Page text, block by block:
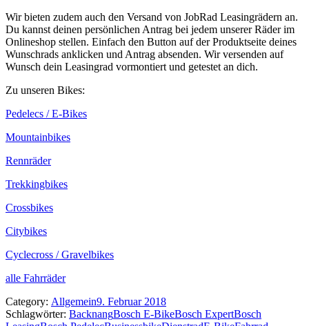
Wir bieten zudem auch den Versand von JobRad Leasingrädern an.
Du kannst deinen persönlichen Antrag bei jedem unserer Räder im
Onlineshop stellen. Einfach den Button auf der Produktseite deines
Wunschrads anklicken und Antrag absenden. Wir versenden auf
Wunsch dein Leasingrad vormontiert und getestet an dich.
Zu unseren Bikes:
Pedelecs / E-Bikes
Mountainbikes
Rennräder
Trekkingbikes
Crossbikes
Citybikes
Cyclecross / Gravelbikes
alle Fahrräder
Category: Allgemein9. Februar 2018
Schlagwörter: BacknangBosch E-BikeBosch ExpertBosch